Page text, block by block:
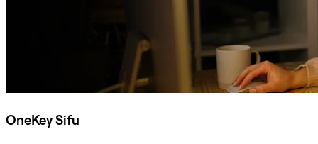
OneKey Sifu